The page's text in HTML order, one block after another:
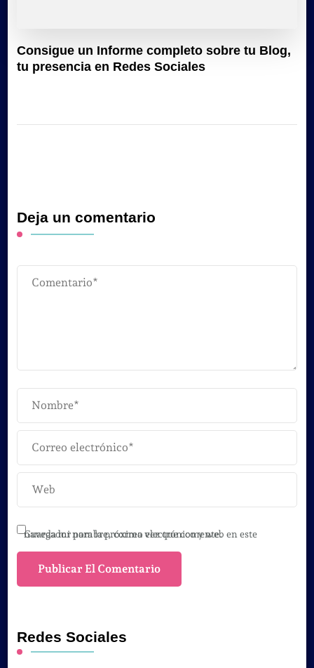
Consigue un Informe completo sobre tu Blog,
tu presencia en Redes Sociales
Deja un comentario
Guarda mi nombre, correo electrónico y web en este navegador para la próxima vez que comente.
Redes Sociales